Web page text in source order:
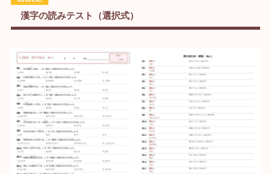
漢字の読みテスト（選択式）